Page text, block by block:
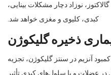
نوزاد دچار مشکلات بینایی،
کبدی، کلیوی و مغزی خواهد شد.
ذخیره گلیکوژن
آنزیم در سنتز گلیکوژن، تجزیه
در عضلات و یا سلول‌های کبدی تأثیر